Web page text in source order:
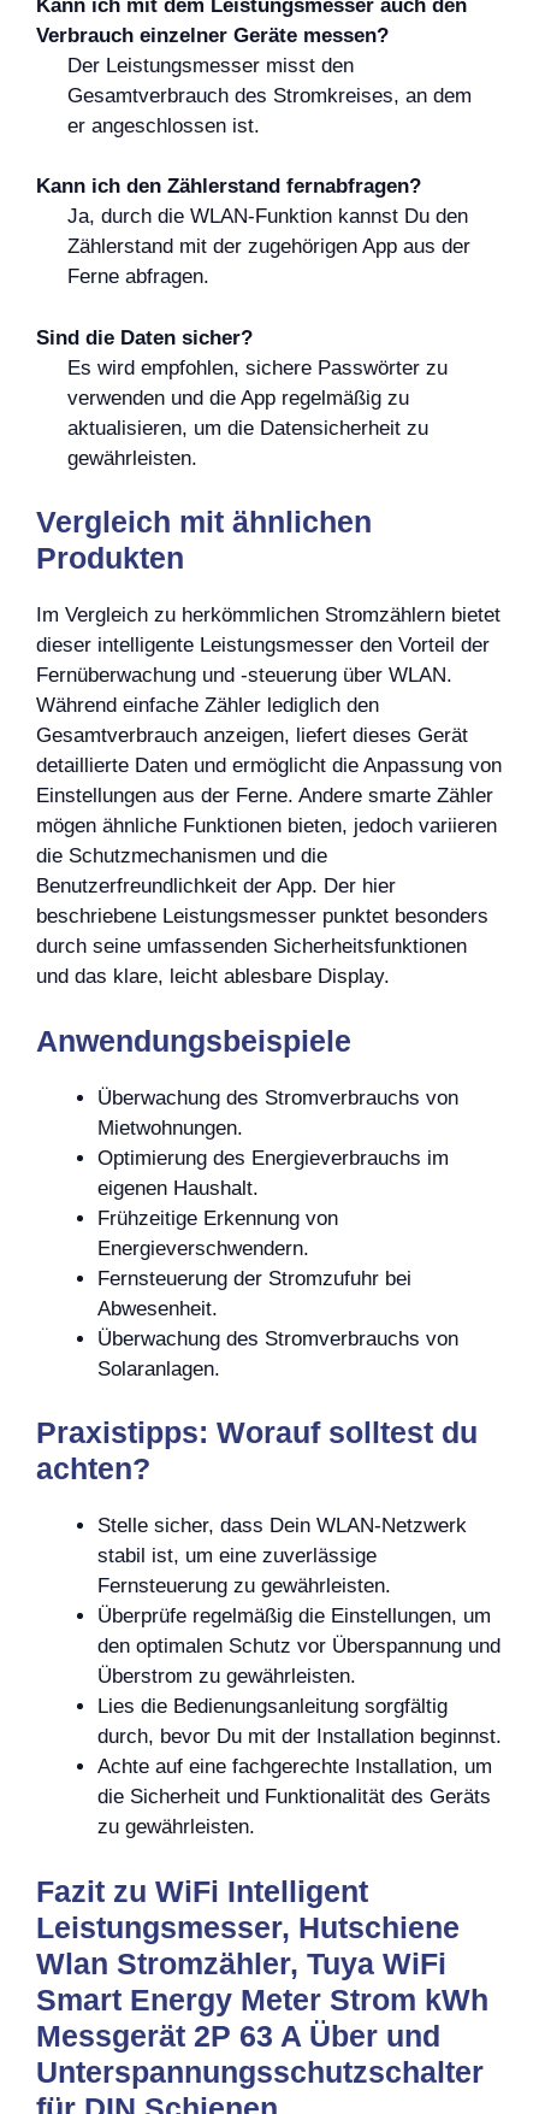
Kann ich mit dem Leistungsmesser auch den
Verbrauch einzelner Geräte messen?
Der Leistungsmesser misst den
Gesamtverbrauch des Stromkreises, an dem
er angeschlossen ist.
Kann ich den Zählerstand fernabfragen?
Ja, durch die WLAN-Funktion kannst Du den
Zählerstand mit der zugehörigen App aus der
Ferne abfragen.
Sind die Daten sicher?
Es wird empfohlen, sichere Passwörter zu
verwenden und die App regelmäßig zu
aktualisieren, um die Datensicherheit zu
gewährleisten.
Vergleich mit ähnlichen
Produkten
Im Vergleich zu herkömmlichen Stromzählern bietet
dieser intelligente Leistungsmesser den Vorteil der
Fernüberwachung und -steuerung über WLAN.
Während einfache Zähler lediglich den
Gesamtverbrauch anzeigen, liefert dieses Gerät
detaillierte Daten und ermöglicht die Anpassung von
Einstellungen aus der Ferne. Andere smarte Zähler
mögen ähnliche Funktionen bieten, jedoch variieren
die Schutzmechanismen und die
Benutzerfreundlichkeit der App. Der hier
beschriebene Leistungsmesser punktet besonders
durch seine umfassenden Sicherheitsfunktionen
und das klare, leicht ablesbare Display.
Anwendungsbeispiele
Überwachung des Stromverbrauchs von
Mietwohnungen.
Optimierung des Energieverbrauchs im
eigenen Haushalt.
Frühzeitige Erkennung von
Energieverschwendern.
Fernsteuerung der Stromzufuhr bei
Abwesenheit.
Überwachung des Stromverbrauchs von
Solaranlagen.
Praxistipps: Worauf solltest du
achten?
Stelle sicher, dass Dein WLAN-Netzwerk
stabil ist, um eine zuverlässige
Fernsteuerung zu gewährleisten.
Überprüfe regelmäßig die Einstellungen, um
den optimalen Schutz vor Überspannung und
Überstrom zu gewährleisten.
Lies die Bedienungsanleitung sorgfältig
durch, bevor Du mit der Installation beginnst.
Achte auf eine fachgerechte Installation, um
die Sicherheit und Funktionalität des Geräts
zu gewährleisten.
Fazit zu WiFi Intelligent
Leistungsmesser, Hutschiene
Wlan Stromzähler, Tuya WiFi
Smart Energy Meter Strom kWh
Messgerät 2P 63 A Über und
Unterspannungsschutzschalter